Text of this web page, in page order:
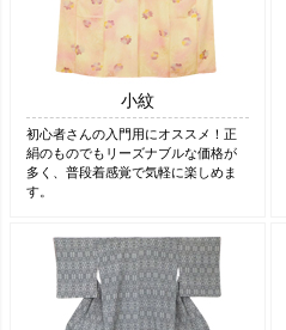
小紋
初心者さんの入門用にオススメ！正
絹のものでもリーズナブルな価格が
多く、普段着感覚で気軽に楽しめま
す。